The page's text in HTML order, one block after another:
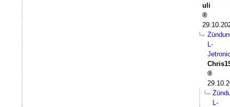
uli
L-
L-